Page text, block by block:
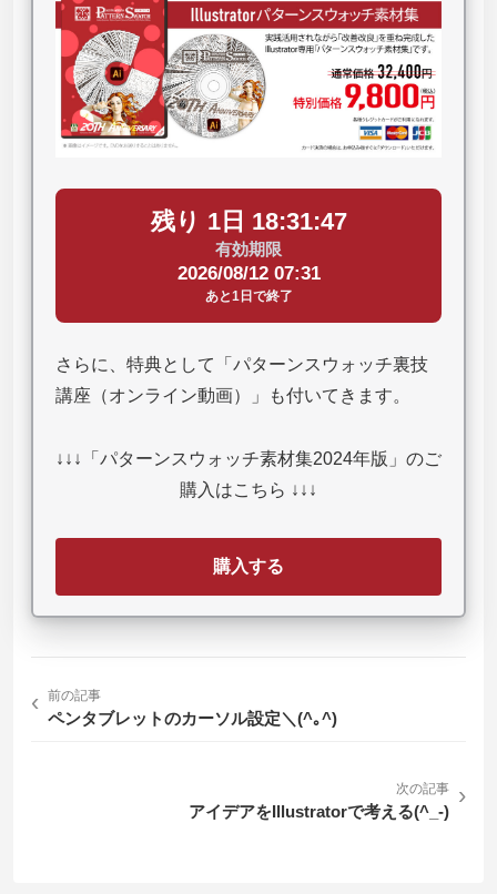
残り 1日 18:31:46
有効期限
2026/08/12 07:31
あと1日で終了
さらに、特典として「パターンスウォッチ裏技
講座（オンライン動画）」も付いてきます。
↓↓↓「パターンスウォッチ素材集2024年版」のご
購入はこちら ↓↓↓
購入する
‹ 前の記事
ペンタブレットのカーソル設定＼(^｡^)
次の記事
アイデアをIllustratorで考える(^_-)
›